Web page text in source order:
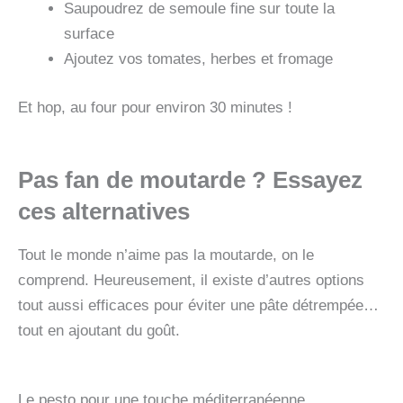
Saupoudrez de semoule fine sur toute la
surface
Ajoutez vos tomates, herbes et fromage
Et hop, au four pour environ 30 minutes !
Pas fan de moutarde ? Essayez
ces alternatives
Tout le monde n’aime pas la moutarde, on le
comprend. Heureusement, il existe d’autres options
tout aussi efficaces pour éviter une pâte détrempée…
tout en ajoutant du goût.